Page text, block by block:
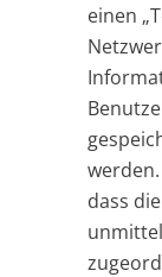
einen
dass